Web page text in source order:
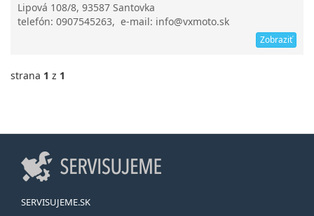
Lipová 108/8, 93587 Santovka
telefón: 0907545263, e-mail: info@vxmoto.sk
Zobraziť
strana 1 z 1
SERVISUJEME.SK